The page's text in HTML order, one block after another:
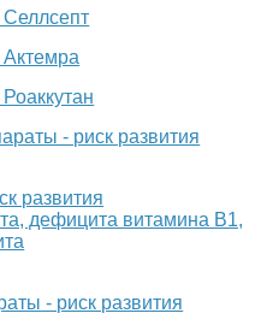
- риск развития
развития
дефицита витамина В1,
- риск развития